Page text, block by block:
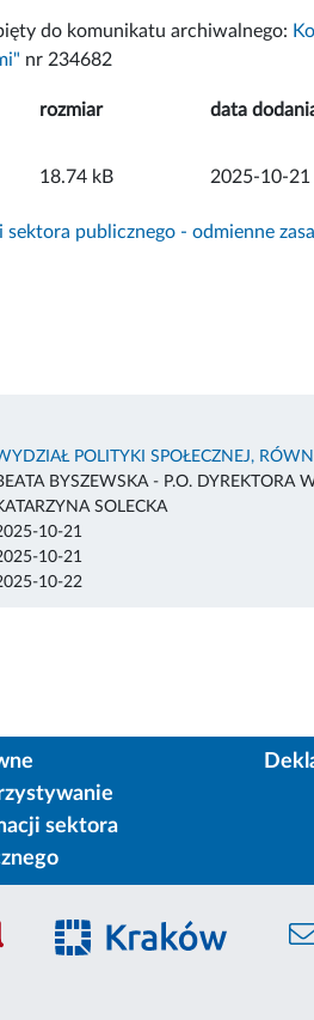
do komunikatu archiwalnego:
nr 234682
rozmiar data
18.74 kB 2025-10-21
publicznego - odmienne
POLITYKI SPOŁECZNEJ,
BYSZEWSKA - P.O. DYREKTORA
SOLECKA
10-21
10-21
10-22
sektora